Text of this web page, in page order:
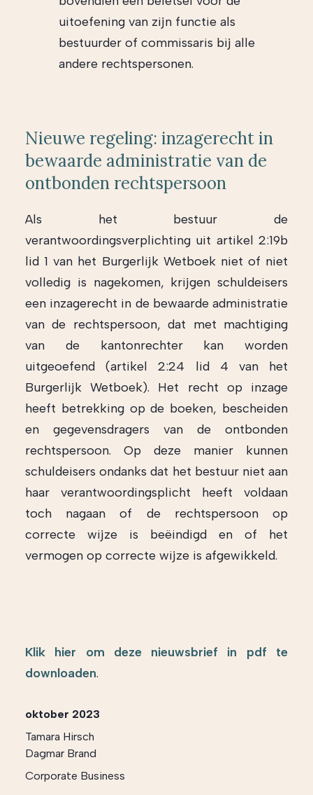
uitoefening van zijn functie als
bestuurder of commissaris bij alle
andere rechtspersonen.
Nieuwe regeling: inzagerecht in
bewaarde administratie van de
ontbonden rechtspersoon
Als het bestuur de
verantwoordingsverplichting uit artikel 2:19b
lid 1 van het Burgerlijk Wetboek niet of niet
volledig is nagekomen, krijgen schuldeisers
een inzagerecht in de bewaarde administratie
van de rechtspersoon, dat met machtiging
van de kantonrechter kan worden
uitgeoefend (artikel 2:24 lid 4 van het
Burgerlijk Wetboek). Het recht op inzage
heeft betrekking op de boeken, bescheiden
en gegevensdragers van de ontbonden
rechtspersoon. Op deze manier kunnen
schuldeisers ondanks dat het bestuur niet aan
haar verantwoordingsplicht heeft voldaan
toch nagaan of de rechtspersoon op
correcte wijze is beëindigd en of het
vermogen op correcte wijze is afgewikkeld.
Klik hier om deze nieuwsbrief in pdf te
downloaden.
oktober 2023
Tamara Hirsch
Dagmar Brand
Corporate Business